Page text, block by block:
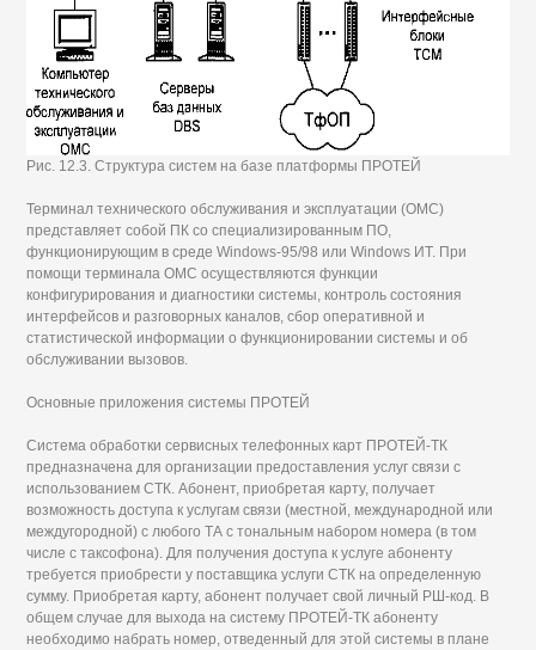
Рис. 12.3. Структура систем на базе платформы ПРОТЕЙ
Терминал технического обслуживания и эксплуатации (ОМС)
представляет собой ПК со специализированным ПО,
функционирующим в среде Windows-95/98 или Windows ИТ. При
помощи терминала ОМС осуществляются функции
конфигурирования и диагностики системы, контроль состояния
интерфейсов и разговорных каналов, сбор оперативной и
статистической информации о функционировании системы и об
обслуживании вызовов.
Основные приложения системы ПРОТЕЙ
Система обработки сервисных телефонных карт ПРОТЕЙ-ТК
предназначена для организации предоставления услуг связи с
использованием СТК. Абонент, приобретая карту, получает
возможность доступа к услугам связи (местной, международной или
междугородной) с любого ТА с тональным набором номера (в том
числе с таксофона). Для получения доступа к услуге абоненту
требуется приобрести у поставщика услуги СТК на определенную
сумму. Приобретая карту, абонент получает свой личный РШ-код. В
общем случае для выхода на систему ПРОТЕЙ-ТК абоненту
необходимо набрать номер, отведенный для этой системы в плане